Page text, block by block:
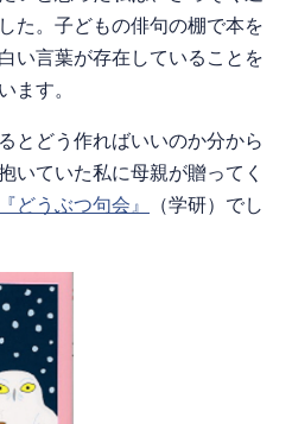
た。子どもの俳句の棚で本を
い言葉が存在していることを
ます。
とどう作ればいいのか分から
ていた私に母親が贈ってく
『どうぶつ句会』
（学研）でし